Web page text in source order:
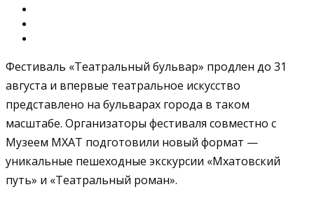
Фестиваль «Театральный бульвар» продлен до 31
августа и впервые театральное искусство
представлено на бульварах города в таком
масштабе. Организаторы фестиваля совместно с
Музеем МХАТ подготовили новый формат —
уникальные пешеходные экскурсии «Мхатовский
путь» и «Театральный роман».